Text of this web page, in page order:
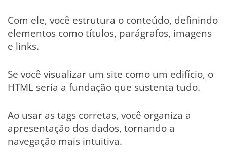
Com ele, você estrutura o conteúdo, definindo
elementos como títulos, parágrafos, imagens
e links.
Se você visualizar um site como um edifício, o
HTML seria a fundação que sustenta tudo.
Ao usar as tags corretas, você organiza a
apresentação dos dados, tornando a
navegação mais intuitiva.